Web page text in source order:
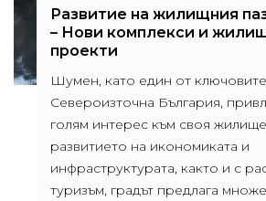
Развитие на жилищния
– Нови комплекси и
проекти
Шумен, като един от
Североизточна България,
голям интерес към своя
развитието на икономиката и
инфраструктурата, както и с
туризъм, градът предлага